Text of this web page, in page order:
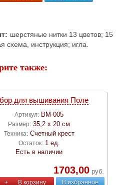
шерстяные нитки 13 цветов; 15
схема, инструкция; игла.
также:
для вышивания Поле
Артикул: ВМ-005
Размер: 35,2 х 20 см
Техника: Счетный крест
Остаток: 1 ед.
Есть в наличии
1703,00руб.
+ В корзину В избранное